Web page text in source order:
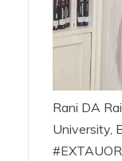
Rani DA
University,